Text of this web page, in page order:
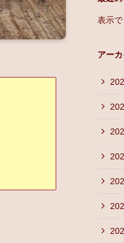
表示で
アー